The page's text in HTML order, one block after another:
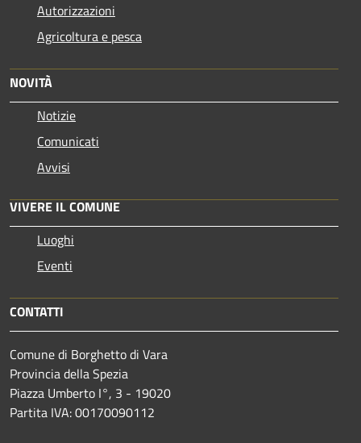
Autorizzazioni
Agricoltura e pesca
NOVITÀ
Notizie
Comunicati
Avvisi
VIVERE IL COMUNE
Luoghi
Eventi
CONTATTI
Comune di Borghetto di Vara
Provincia della Spezia
Piazza Umberto I°, 3 - 19020
Partita IVA: 00170090112